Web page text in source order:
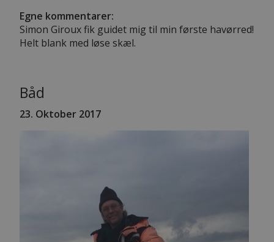
Egne kommentarer:
Simon Giroux fik guidet mig til min første havørred!
Helt blank med løse skæl.
Båd
23. Oktober 2017